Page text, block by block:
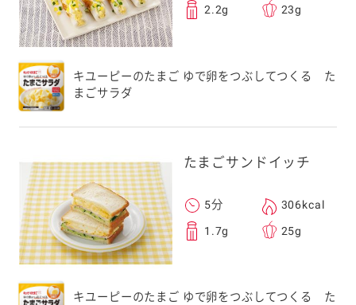
2.2g 23g
キユーピーのたまご ゆで卵をつぶしてつくる た
まごサラダ
たまごサンドイッチ
5分 306kcal
1.7g 25g
キユーピーのたまご ゆで卵をつぶしてつくる た